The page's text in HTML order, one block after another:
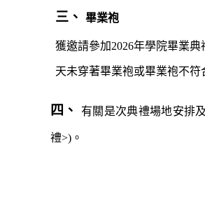
三、 畢業袍
獲邀請參加2026年學院畢業典
天未穿著畢業袍或畢業袍不符
四、 有關是次典禮場地安排
禮>) 。